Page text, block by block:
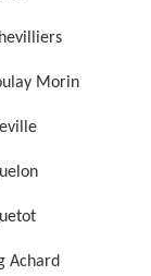
Morin
Achard